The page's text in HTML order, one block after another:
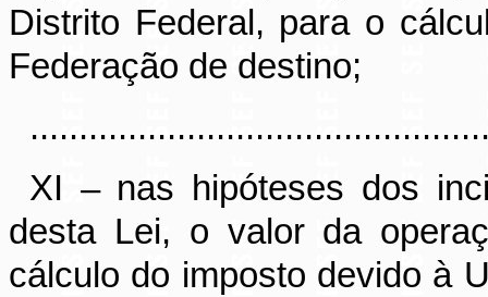
Distrito Federal, para o
Federação de destino;
XI – nas hipóteses dos
desta Lei, o valor da
cálculo do imposto devido à